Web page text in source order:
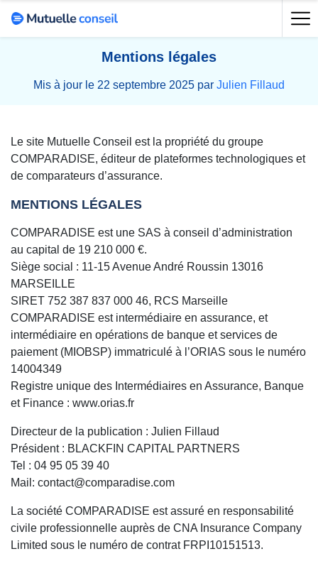
Mentions légales
Mis à jour le 22 septembre 2025 par Julien Fillaud
Le site Mutuelle Conseil est la propriété du groupe
COMPARADISE, éditeur de plateformes technologiques et
de comparateurs d’assurance.
MENTIONS LÉGALES
COMPARADISE est une SAS à conseil d’administration
au capital de 19 210 000 €.
Siège social : 11-15 Avenue André Roussin 13016
MARSEILLE
SIRET 752 387 837 000 46, RCS Marseille
COMPARADISE est intermédiaire en assurance, et
intermédiaire en opérations de banque et services de
paiement (MIOBSP) immatriculé à l’ORIAS sous le numéro
14004349
Registre unique des Intermédiaires en Assurance, Banque
et Finance : www.orias.fr
Directeur de la publication : Julien Fillaud
Président : BLACKFIN CAPITAL PARTNERS
Tel : 04 95 05 39 40
Mail: contact@comparadise.com
La société COMPARADISE est assuré en responsabilité
civile professionnelle auprès de CNA Insurance Company
Limited sous le numéro de contrat FRPI10151513.